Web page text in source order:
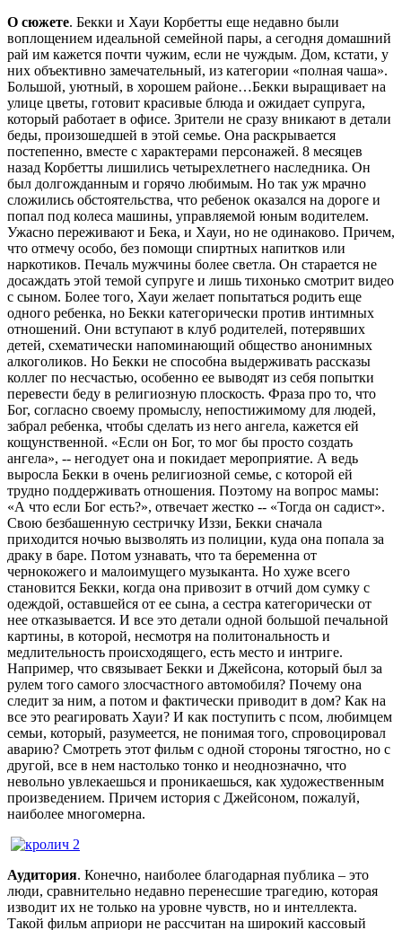
О сюжете. Бекки и Хауи Корбетты еще недавно были
воплощением идеальной семейной пары, а сегодня домашний
рай им кажется почти чужим, если не чуждым. Дом, кстати, у
них объективно замечательный, из категории «полная чаша».
Большой, уютный, в хорошем районе…Бекки выращивает на
улице цветы, готовит красивые блюда и ожидает супруга,
который работает в офисе. Зрители не сразу вникают в детали
беды, произошедшей в этой семье. Она раскрывается
постепенно, вместе с характерами персонажей. 8 месяцев
назад Корбетты лишились четырехлетнего наследника. Он
был долгожданным и горячо любимым. Но так уж мрачно
сложились обстоятельства, что ребенок оказался на дороге и
попал под колеса машины, управляемой юным водителем.
Ужасно переживают и Бека, и Хауи, но не одинаково. Причем,
что отмечу особо, без помощи спиртных напитков или
наркотиков. Печаль мужчины более светла. Он старается не
досаждать этой темой супруге и лишь тихонько смотрит видео
с сыном. Более того, Хауи желает попытаться родить еще
одного ребенка, но Бекки категорически против интимных
отношений. Они вступают в клуб родителей, потерявших
детей, схематически напоминающий общество анонимных
алкоголиков. Но Бекки не способна выдерживать рассказы
коллег по несчастью, особенно ее выводят из себя попытки
перевести беду в религиозную плоскость. Фраза про то, что
Бог, согласно своему промыслу, непостижимому для людей,
забрал ребенка, чтобы сделать из него ангела, кажется ей
кощунственной. «Если он Бог, то мог бы просто создать
ангела», -- негодует она и покидает мероприятие. А ведь
выросла Бекки в очень религиозной семье, с которой ей
трудно поддерживать отношения. Поэтому на вопрос мамы:
«А что если Бог есть?», отвечает жестко -- «Тогда он садист».
Свою безбашенную сестричку Иззи, Бекки сначала
приходится ночью вызволять из полиции, куда она попала за
драку в баре. Потом узнавать, что та беременна от
чернокожего и малоимущего музыканта. Но хуже всего
становится Бекки, когда она привозит в отчий дом сумку с
одеждой, оставшейся от ее сына, а сестра категорически от
нее отказывается. И все это детали одной большой печальной
картины, в которой, несмотря на политональность и
медлительность происходящего, есть место и интриге.
Например, что связывает Бекки и Джейсона, который был за
рулем того самого злосчастного автомобиля? Почему она
следит за ним, а потом и фактически приводит в дом? Как на
все это реагировать Хауи? И как поступить с псом, любимцем
семьи, который, разумеется, не понимая того, спровоцировал
аварию? Смотреть этот фильм с одной стороны тягостно, но с
другой, все в нем настолько тонко и неоднозначно, что
невольно увлекаешься и проникаешься, как художественным
произведением. Причем история с Джейсоном, пожалуй,
наиболее многомерна.
Аудитория. Конечно, наиболее благодарная публика – это
люди, сравнительно недавно перенесшие трагедию, которая
изводит их не только на уровне чувств, но и интеллекта.
Такой фильм априори не рассчитан на широкий кассовый